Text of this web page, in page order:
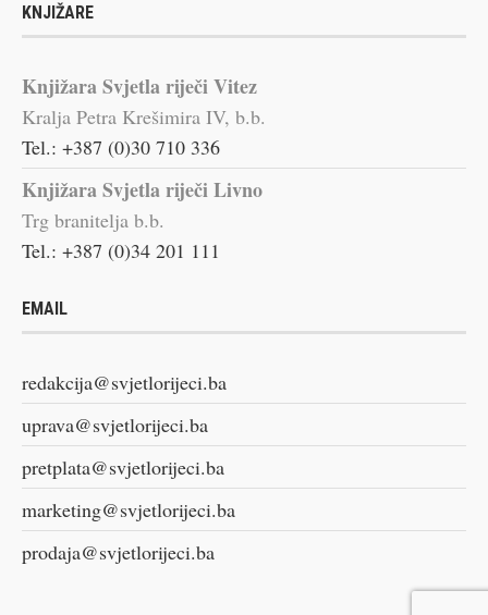
KNJIŽARE
Knjižara Svjetla riječi Vitez
Kralja Petra Krešimira IV, b.b.
Tel.: +387 (0)30 710 336
Knjižara Svjetla riječi Livno
Trg branitelja b.b.
Tel.: +387 (0)34 201 111
EMAIL
redakcija@svjetlorijeci.ba
uprava@svjetlorijeci.ba
pretplata@svjetlorijeci.ba
marketing@svjetlorijeci.ba
prodaja@svjetlorijeci.ba